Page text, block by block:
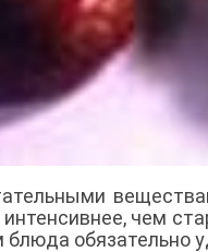
интенсивнее, чем
блюда обязательно